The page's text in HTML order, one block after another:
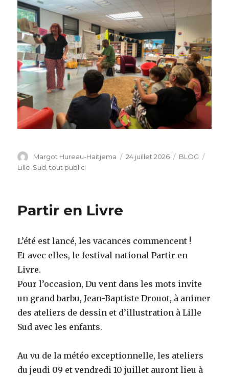
Auteur
Margot Hureau-Haitjema
Publié
24 juillet 2026 Catégories
BLOG
Lille-Sud ,tout public
Partir en Livre
L’été est lancé, les vacances commencent !
Et avec elles, le festival national Partir en
Livre.
Pour l’occasion, Du vent dans les mots invite
un grand barbu, Jean-Baptiste Drouot, à animer
des ateliers de dessin et d’illustration à Lille
Sud avec les enfants.
Au vu de la météo exceptionnelle, les ateliers
du jeudi 09 et vendredi 10 juillet auront lieu à